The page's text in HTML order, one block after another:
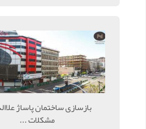
بازسازی ساختمان پاساژ
مشکلات ...